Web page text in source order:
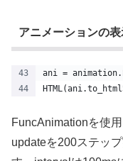
アニメーションの表
ani =
FuncAnimationを使
updateを200ステッ